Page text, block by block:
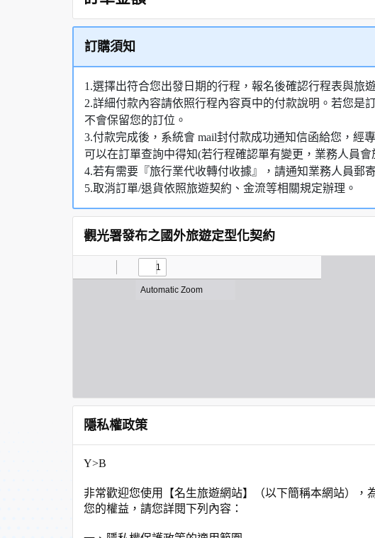
訂購須知
1.選擇出符合您出發日期的行程，報名後確認行程表與旅
2.詳細付款內容請依照行程內容頁中的付款說明。若您是
不會保留您的訂位。
3.付款完成後，系統會 mail封付款成功通知信函給您，
可以在訂單查詢中得知(若行程確認單有變更，業務人員會
4.若有需要『旅行業代收轉付收據』，請通知業務人員郵
5.取消訂單/退貨依照旅遊契約、金流等相關規定辦理。
觀光署發布之國外旅遊定型化契約
隱私權政策
Y>B
非常歡迎您使用【名生旅遊網站】（以下簡稱本網站）
您的權益，請您詳閱下列內容：